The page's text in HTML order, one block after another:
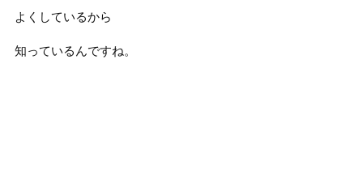
よくしているから
知っているんですね。